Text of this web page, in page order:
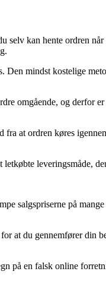
selv kan hente ordren når
Den mindst kostelige
omgående, og derfor
fra at ordren køres
leveringsmåde,
salgspriserne på
at du gennemfører din
på en falsk online